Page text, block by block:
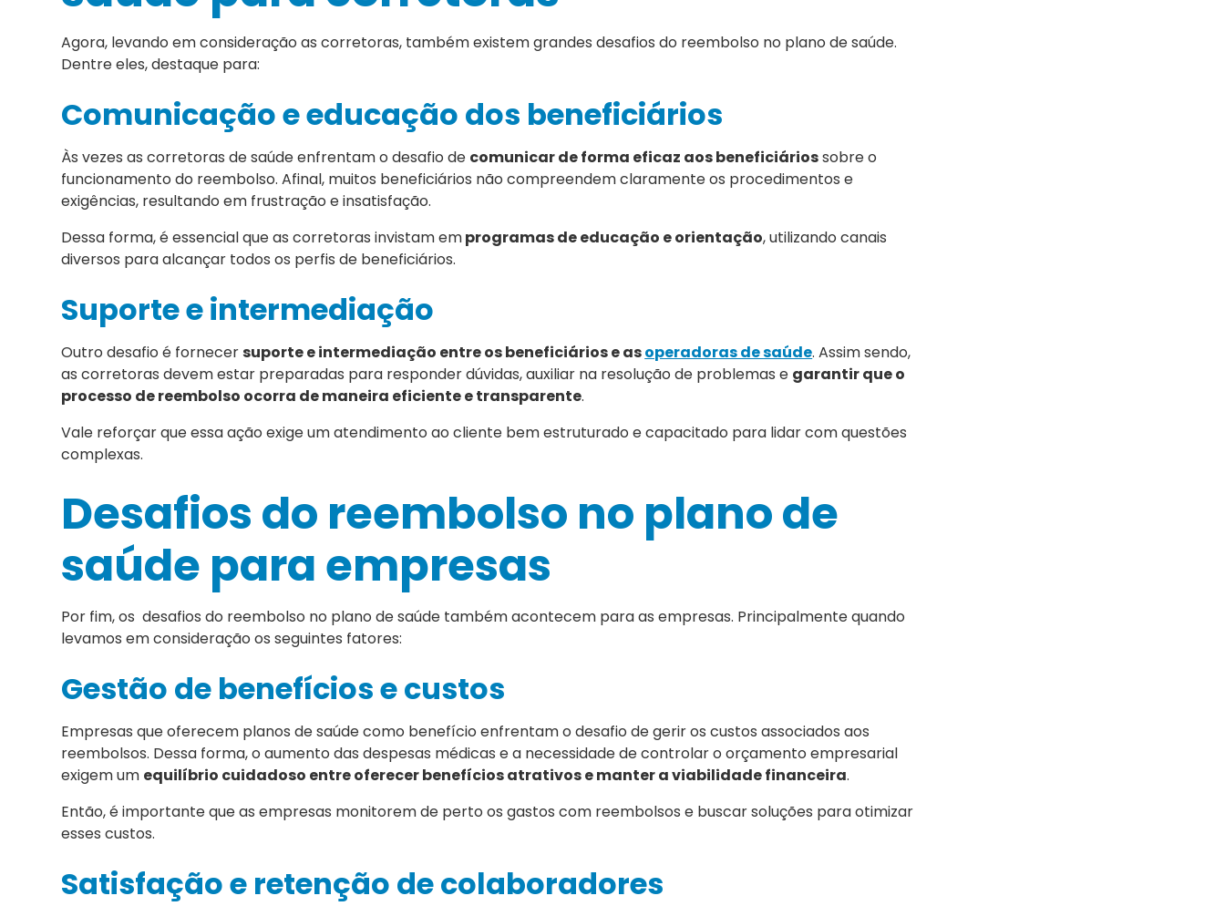
Agora, levando em consideração as corretoras, também existem grandes desafios do reembolso no plano de saúde.
Dentre eles, destaque para:
Comunicação e educação dos beneficiários
Às vezes as corretoras de saúde enfrentam o desafio de comunicar de forma eficaz aos beneficiáriossobre o
funcionamento do reembolso. Afinal, muitos beneficiários não compreendem claramente os procedimentos e
exigências, resultando em frustração e insatisfação.
Dessa forma, é essencial que as corretoras invistam emprogramas de educação e orientação, utilizando canais
diversos para alcançar todos os perfis de beneficiários.
Suporte e intermediação
Outro desafio é fornecersuporte e intermediação entre os beneficiários e asoperadoras de saúde. Assim sendo,
as corretoras devem estar preparadas para responder dúvidas, auxiliar na resolução de problemas e garantir que o
processo de reembolso ocorra de maneira eficiente e transparente.
Vale reforçar que essa ação exige um atendimento ao cliente bem estruturado e capacitado para lidar com questões
complexas.
Desafios do reembolso no plano de
saúde para empresas
Por fim, os desafios do reembolso no plano de saúde também acontecem para as empresas. Principalmente quando
levamos em consideração os seguintes fatores:
Gestão de benefícios e custos
Empresas que oferecem planos de saúde como benefício enfrentam o desafio de gerir os custos associados aos
reembolsos. Dessa forma, o aumento das despesas médicas e a necessidade de controlar o orçamento empresarial
exigem um equilíbrio cuidadoso entre oferecer benefícios atrativos e manter a viabilidade financeira.
Então, é importante que as empresas monitorem de perto os gastos com reembolsos e buscar soluções para otimizar
esses custos.
Satisfação e retenção de colaboradores